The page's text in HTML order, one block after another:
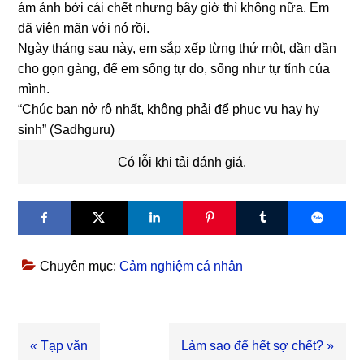
ám ảnh bởi cái chết nhưng bây giờ thì không nữa. Em
đã viên mãn với nó rồi.
Ngày tháng sau này, em sắp xếp từng thứ một, dần dần
cho gọn gàng, để em sống tự do, sống như tự tính của
mình.
“Chúc bạn nở rộ nhất, không phải để phục vụ hay hy
sinh” (Sadhguru)
Có lỗi khi tải đánh giá.
Chuyên mục:Cảm nghiệm cá nhân
Bài
« Tạp văn
Bài
Làm sao để hết sợ chết? »